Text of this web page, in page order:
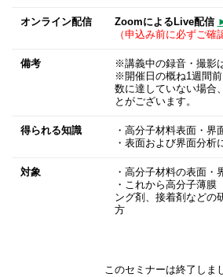
オンライン配信 ZoomによるLive配信
（申込み前に必ずご確
備考
※講義中の録音・撮影
※開催日の概ね1週間
数に達していない場合
とがございます。
得られる知識
・高分子材料表面・界
・表面および界面分析
対象
・高分子材料の表面・
・これから高分子薄膜
ング剤、接着剤などの
方
このセミナーは終了しま